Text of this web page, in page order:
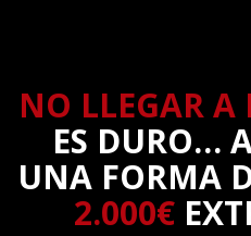
NO LLEGAR A
ES DURO…
UNA FORMA
2.000€